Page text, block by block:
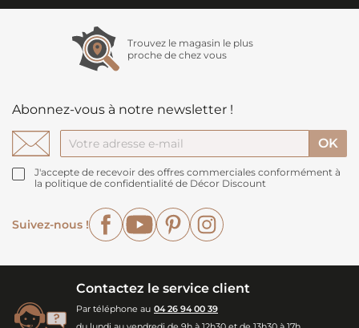
Trouvez le magasin le plus
proche de chez vous
Abonnez-vous à notre newsletter !
J'accepte de recevoir des offres commerciales conformément à
la politique de confidentialité de Décor Discount
Suivez-nous !
FacebookYouTubePinterest
Contactez le service client
Par téléphone au 04 26 94 00 39